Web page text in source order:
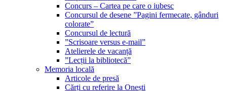
Concurs – Cartea pe care o iubesc
Concursul de desene ”Pagini fermecate, gânduri
colorate”
Concursul de lectură
”Scrisoare versus e-mail”
Atelierele de vacanță
”Lecții la bibliotecă”
Memoria locală
Articole de presă
Cărți cu referire la Onești